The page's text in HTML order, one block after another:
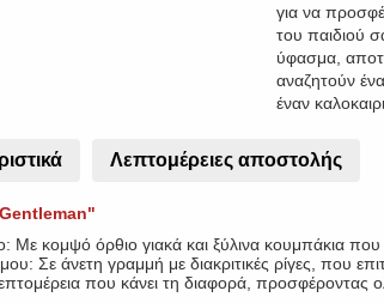
για να
του παιδιού
ύφασμα,
αναζητούν
έναν
Λεπτομέρειες αποστολής
ntleman"
κομψό όρθιο γιακά και ξύλινα κουμπάκια που
Σε άνετη γραμμή με διακριτικές ρίγες, που
που κάνει τη διαφορά, προσφέροντας